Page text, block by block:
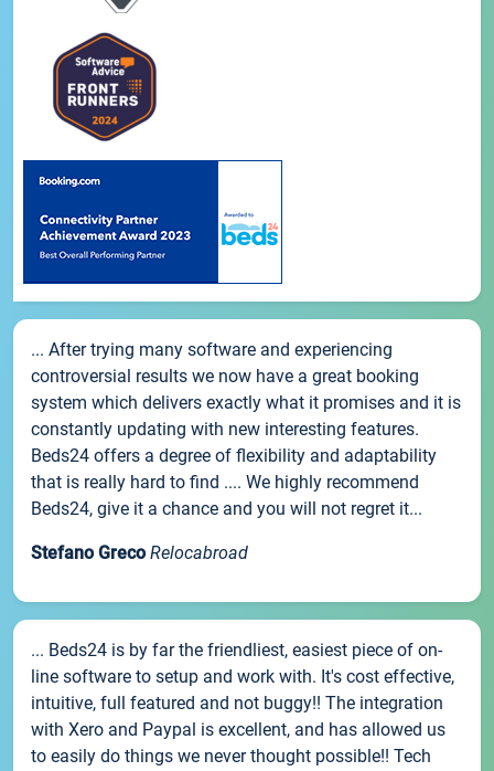
... After trying many software and experiencing
controversial results we now have a great booking
system which delivers exactly what it promises and it is
constantly updating with new interesting features.
Beds24 offers a degree of flexibility and adaptability
that is really hard to find .... We highly recommend
Beds24, give it a chance and you will not regret it...
Stefano Greco Relocabroad
... Beds24 is by far the friendliest, easiest piece of on-
line software to setup and work with. It's cost effective,
intuitive, full featured and not buggy!! The integration
with Xero and Paypal is excellent, and has allowed us
to easily do things we never thought possible!! Tech